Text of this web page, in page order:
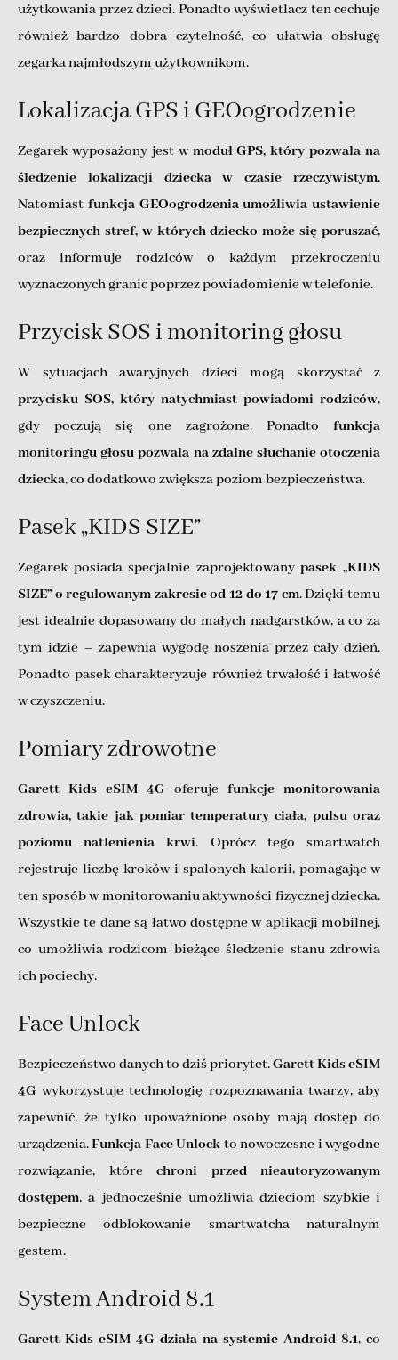
użytkowania przez dzieci. Ponadto wyświetlacz ten cechuje
również bardzo dobra czytelność, co ułatwia obsługę
zegarka najmłodszym użytkownikom.
Lokalizacja GPS i GEOogrodzenie
Zegarek wyposażony jest w moduł GPS, który pozwala na
śledzenie lokalizacji dziecka w czasie rzeczywistym.
Natomiast funkcja GEOogrodzenia umożliwia ustawienie
bezpiecznych stref, w których dziecko może się poruszać,
oraz informuje rodziców o każdym przekroczeniu
wyznaczonych granic poprzez powiadomienie w telefonie.
Przycisk SOS i monitoring głosu
W sytuacjach awaryjnych dzieci mogą skorzystać z
przycisku SOS, który natychmiast powiadomi rodziców,
gdy poczują się one zagrożone. Ponadto funkcja
monitoringu głosu pozwala na zdalne słuchanie otoczenia
dziecka, co dodatkowo zwiększa poziom bezpieczeństwa.
Pasek „KIDS SIZE”
Zegarek posiada specjalnie zaprojektowanypasek „KIDS
SIZE” o regulowanym zakresie od 12 do 17 cm. Dzięki temu
jest idealnie dopasowany do małych nadgarstków, a co za
tym idzie – zapewnia wygodę noszenia przez cały dzień.
Ponadto pasek charakteryzuje również trwałość i łatwość
w czyszczeniu.
Pomiary zdrowotne
Garett Kids eSIM 4G oferuje funkcje monitorowania
zdrowia, takie jak pomiar temperatury ciała, pulsu oraz
poziomu natlenienia krwi. Oprócz tego smartwatch
rejestruje liczbę kroków i spalonych kalorii, pomagając w
ten sposób w monitorowaniu aktywności fizycznej dziecka.
Wszystkie te dane są łatwo dostępne w aplikacji mobilnej,
co umożliwia rodzicom bieżące śledzenie stanu zdrowia
ich pociechy.
Face Unlock
Bezpieczeństwo danych to dziś priorytet.Garett Kids eSIM
4G wykorzystuje technologię rozpoznawania twarzy, aby
zapewnić, że tylko upoważnione osoby mają dostęp do
urządzenia.Funkcja Face Unlock to nowoczesne i wygodne
rozwiązanie, które chroni przed nieautoryzowanym
dostępem, a jednocześnie umożliwia dzieciom szybkie i
bezpieczne odblokowanie smartwatcha naturalnym
gestem.
System Android 8.1
Garett Kids eSIM 4G działa na systemie Android 8.1, co